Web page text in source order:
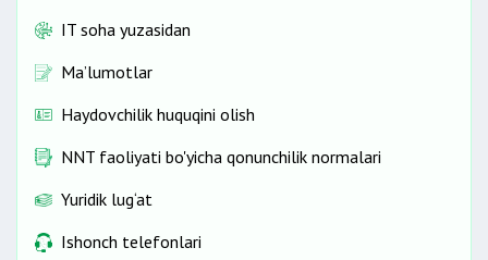
IT soha yuzasidan
Ma’lumotlar
Haydovchilik huquqini olish
NNT faoliyati bo'yicha qonunchilik normalari
Yuridik lug‘at
Ishonch telefonlari